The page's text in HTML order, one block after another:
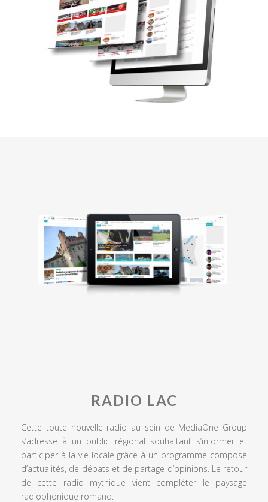
RADIO LAC
Cette toute nouvelle radio au sein de MediaOne Group
s’adresse à un public régional souhaitant s’informer et
participer à la vie locale grâce à un programme composé
d’actualités, de débats et de partage d’opinions. Le retour
de cette radio mythique vient compléter le paysage
radiophonique romand.